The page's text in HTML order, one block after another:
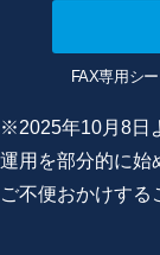
FAX専用シ
※2025年10月8日
運用を部分的に始
ご不便おかけする